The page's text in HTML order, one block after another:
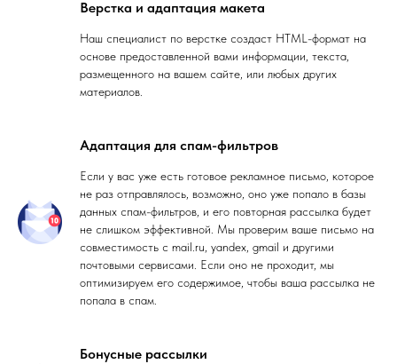
Верстка и адаптация макета
Наш специалист по верстке создаст HTML-формат на
основе предоставленной вами информации, текста,
размещенного на вашем сайте, или любых других
материалов.
Адаптация для спам-фильтров
Если у вас уже есть готовое рекламное письмо, которое
не раз отправлялось, возможно, оно уже попало в базы
данных спам-фильтров, и его повторная рассылка будет
не слишком эффективной. Мы проверим ваше письмо на
совместимость с mail.ru, yandex, gmail и другими
почтовыми сервисами. Если оно не проходит, мы
оптимизируем его содержимое, чтобы ваша рассылка не
попала в спам.
Бонусные рассылки